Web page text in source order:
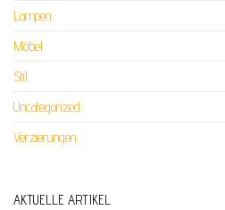
Lampen
Möbel
Stil
Uncategorized
Verzierungen
AKTUELLE ARTIKEL